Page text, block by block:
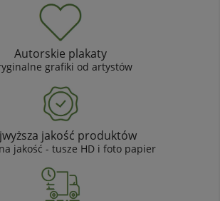
Autorskie plakaty
grafiki od artystów
jakość produktów
jakość - tusze HD i foto papier